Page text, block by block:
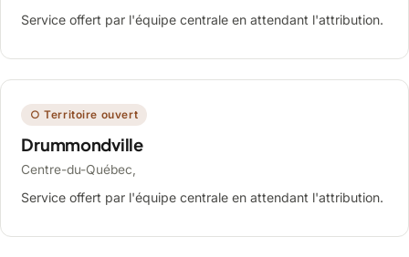
Service offert par l'équipe centrale en attendant l'attribution.
○ Territoire ouvert
Drummondville
Centre-du-Québec,
Service offert par l'équipe centrale en attendant l'attribution.